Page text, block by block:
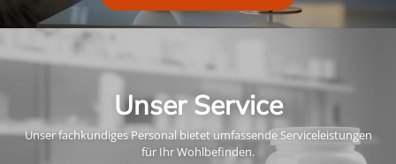
Unser Service
Unser fachkundiges Personal bietet umfassende Serviceleistungen
für Ihr Wohlbefinden.